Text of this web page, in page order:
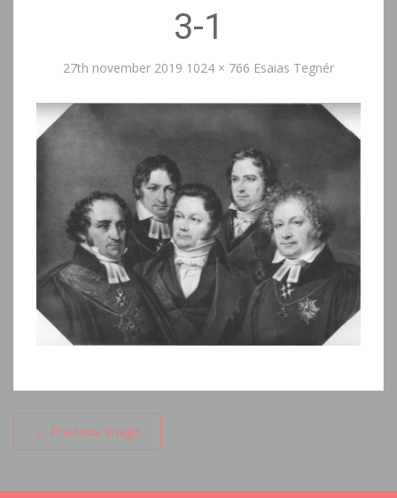
3-1
27th november 2019 1024 × 766 Esaias Tegnér
← Previous Image